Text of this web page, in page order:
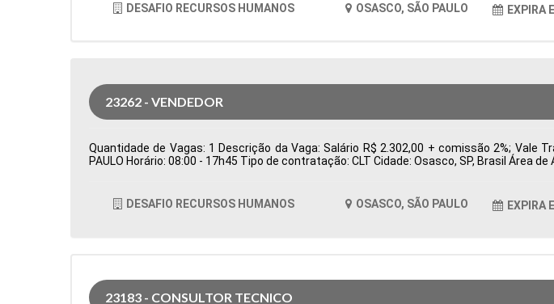
DESAFIO RECURSOS HUMANOS OSASCO, SÃO PAULO EXPIRA
23262 - VENDEDOR
Quantidade de Vagas: 1 Descrição da Vaga: Salário R$ 2.302,00 + comissão 2%; Vale
PAULO Horário: 08:00 - 17h45 Tipo de contratação: CLT Cidade: Osasco, SP, Brasil
DESAFIO RECURSOS HUMANOS OSASCO, SÃO PAULO EXPIRA
23183 - CONSULTOR TECNICO